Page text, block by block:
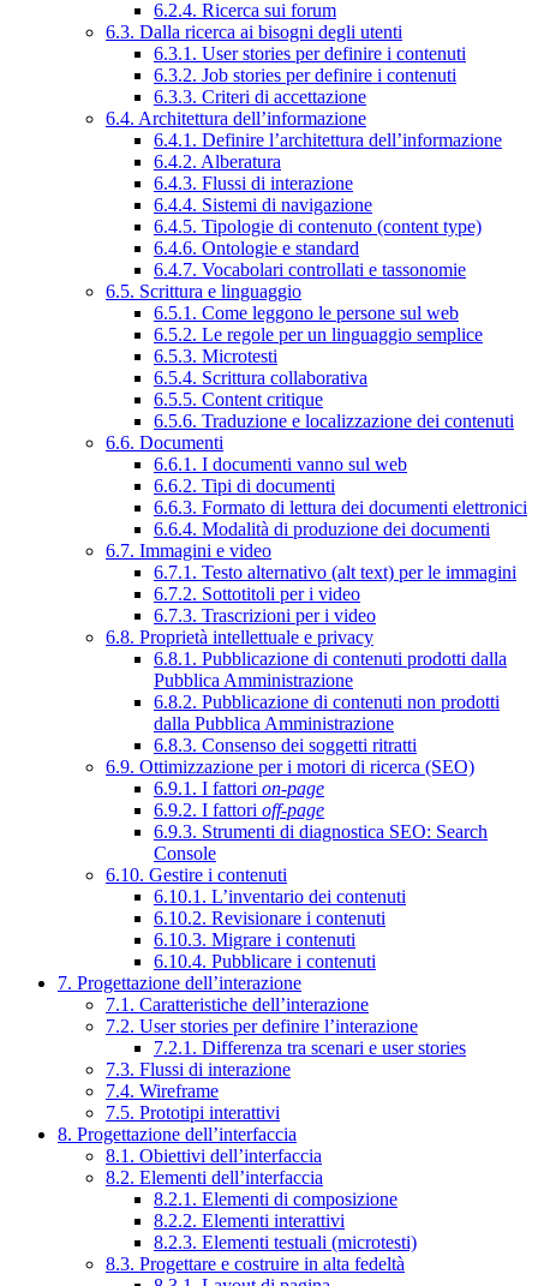
6.2.4. Ricerca sui forum
6.3. Dalla ricerca ai bisogni degli utenti
6.3.1. User stories per definire i contenuti
6.3.2. Job stories per definire i contenuti
6.3.3. Criteri di accettazione
6.4. Architettura dell’informazione
6.4.1. Definire l’architettura dell’informazione
6.4.2. Alberatura
6.4.3. Flussi di interazione
6.4.4. Sistemi di navigazione
6.4.5. Tipologie di contenuto (content type)
6.4.6. Ontologie e standard
6.4.7. Vocabolari controllati e tassonomie
6.5. Scrittura e linguaggio
6.5.1. Come leggono le persone sul web
6.5.2. Le regole per un linguaggio semplice
6.5.3. Microtesti
6.5.4. Scrittura collaborativa
6.5.5. Content critique
6.5.6. Traduzione e localizzazione dei contenuti
6.6. Documenti
6.6.1. I documenti vanno sul web
6.6.2. Tipi di documenti
6.6.3. Formato di lettura dei documenti elettronici
6.6.4. Modalità di produzione dei documenti
6.7. Immagini e video
6.7.1. Testo alternativo (alt text) per le immagini
6.7.2. Sottotitoli per i video
6.7.3. Trascrizioni per i video
6.8. Proprietà intellettuale e privacy
6.8.1. Pubblicazione di contenuti prodotti dalla
Pubblica Amministrazione
6.8.2. Pubblicazione di contenuti non prodotti
dalla Pubblica Amministrazione
6.8.3. Consenso dei soggetti ritratti
6.9. Ottimizzazione per i motori di ricerca (SEO)
6.9.1. I fattori on-page
6.9.2. I fattori off-page
6.9.3. Strumenti di diagnostica SEO: Search
Console
6.10. Gestire i contenuti
6.10.1. L’inventario dei contenuti
6.10.2. Revisionare i contenuti
6.10.3. Migrare i contenuti
6.10.4. Pubblicare i contenuti
7. Progettazione dell’interazione
7.1. Caratteristiche dell’interazione
7.2. User stories per definire l’interazione
7.2.1. Differenza tra scenari e user stories
7.3. Flussi di interazione
7.4. Wireframe
7.5. Prototipi interattivi
8. Progettazione dell’interfaccia
8.1. Obiettivi dell’interfaccia
8.2. Elementi dell’interfaccia
8.2.1. Elementi di composizione
8.2.2. Elementi interattivi
8.2.3. Elementi testuali (microtesti)
8.3. Progettare e costruire in alta fedeltà